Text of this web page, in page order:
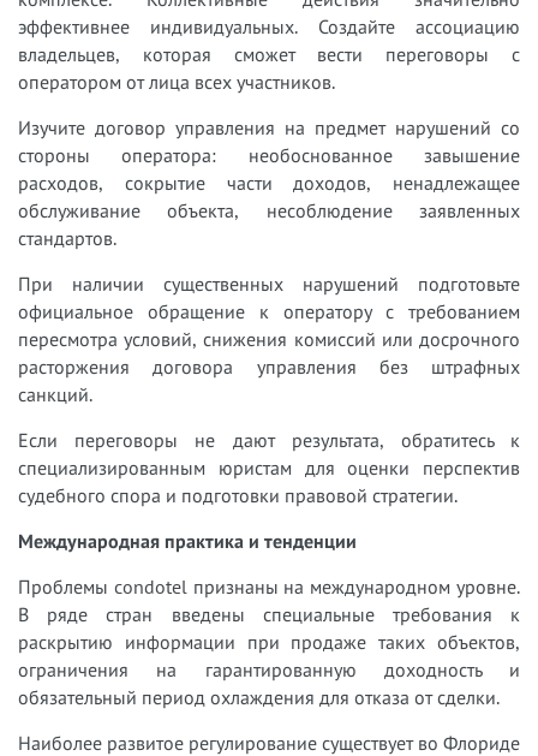
эффективнее индивидуальных. Создайте ассоциацию
владельцев, которая сможет вести переговоры с
оператором от лица всех участников.
Изучите договор управления на предмет нарушений со
стороны оператора: необоснованное завышение
расходов, сокрытие части доходов, ненадлежащее
обслуживание объекта, несоблюдение заявленных
стандартов.
При наличии существенных нарушений подготовьте
официальное обращение к оператору с требованием
пересмотра условий, снижения комиссий или досрочного
расторжения договора управления без штрафных
санкций.
Если переговоры не дают результата, обратитесь к
специализированным юристам для оценки перспектив
судебного спора и подготовки правовой стратегии.
Международная практика и тенденции
Проблемы condotel признаны на международном уровне.
В ряде стран введены специальные требования к
раскрытию информации при продаже таких объектов,
ограничения на гарантированную доходность и
обязательный период охлаждения для отказа от сделки.
Наиболее развитое регулирование существует во Флориде